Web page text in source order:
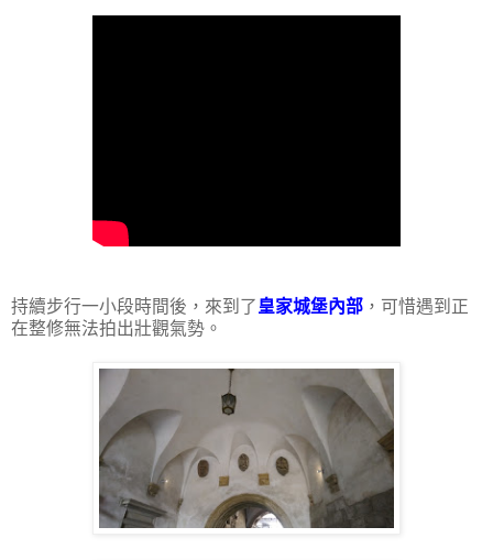
持續步行一小段時間後，來到了 皇家城堡內部 ，可惜遇到正
在整修無法拍出壯觀氣勢。